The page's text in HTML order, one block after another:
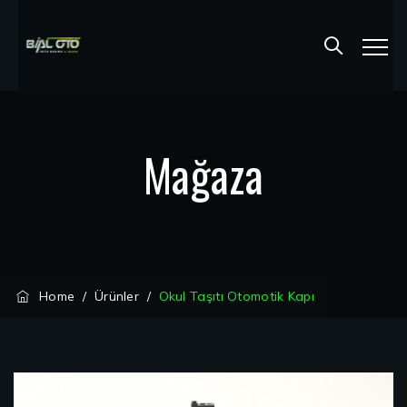
Mağaza
Home / Ürünler / Okul Taşıtı Otomotik Kapı